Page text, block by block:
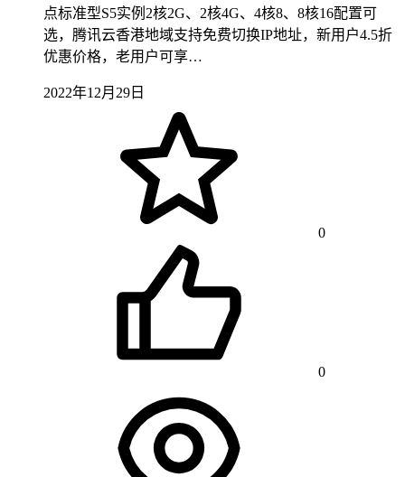
点标准型S5实例2核2G、2核4G、4核8、8核16配置可
选，腾讯云香港地域支持免费切换IP地址，新用户4.5折
优惠价格，老用户可享…
2022年12月29日
0
0